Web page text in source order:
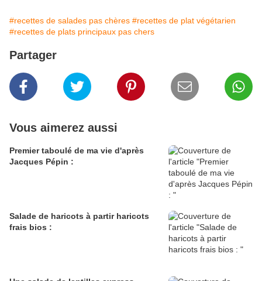
#recettes de salades pas chères #recettes de plat végétarien
#recettes de plats principaux pas chers
Partager
Vous aimerez aussi
Premier taboulé de ma vie d'après
Jacques Pépin :
Salade de haricots à partir haricots
frais bios :